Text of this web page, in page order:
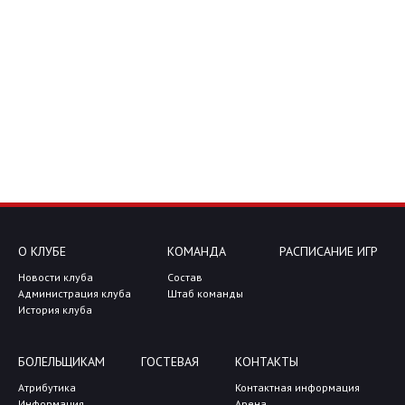
О КЛУБЕ
Новости клуба
Администрация клуба
История клуба
КОМАНДА
Состав
Штаб команды
РАСПИСАНИЕ ИГР
БОЛЕЛЬЩИКАМ
Атрибутика
ГОСТЕВАЯ КОНТАКТЫ
Контактная информация